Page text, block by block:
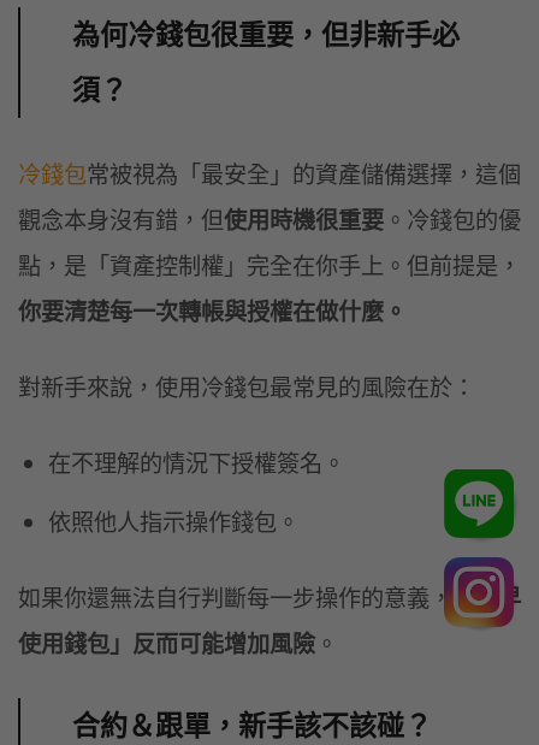
為何冷錢包很重要，但非新手必
須？
冷錢包常被視為「最安全」的資產儲備選擇，這個
觀念本身沒有錯，但使用時機很重要 。冷錢包的優
點，是「資產控制權」完全在你手上。但前提是，
你要清楚每一次轉帳與授權在做什麼。
對新手來說，使用冷錢包最常見的風險在於：
在不理解的情況下授權簽名。
依照他人指示操作錢包。
如果你還無法自行判斷每一步操作的意義，「過早
使用錢包」反而可能增加風險 。
合約＆跟單，新手該不該碰？